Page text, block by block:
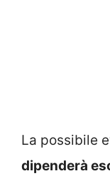
La possibile
dipenderà